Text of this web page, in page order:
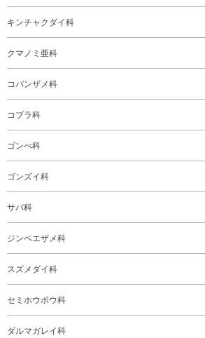
キンチャクダイ科
クマノミ亜科
コバンザメ科
コブラ科
ゴンべ科
ゴンズイ科
サバ科
ジンベエザメ科
スズメダイ科
セミホウボウ科
ダルマガレイ科